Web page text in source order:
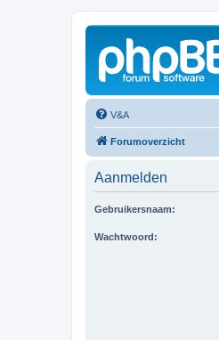
V&A
Forumoverzicht
Aanmelden
Gebruikersnaam:
Wachtwoord: